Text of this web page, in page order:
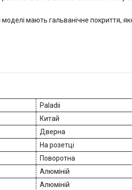
моделі мають гальванічне покриття,
Paladii
Китай
Дверна
На розетці
Поворотна
Алюміній
Алюміній